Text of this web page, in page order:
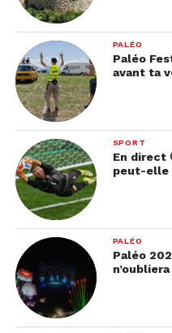
PALÉO
Paléo
avant ta
SPORT
En direct
peut-elle
PALÉO
Paléo